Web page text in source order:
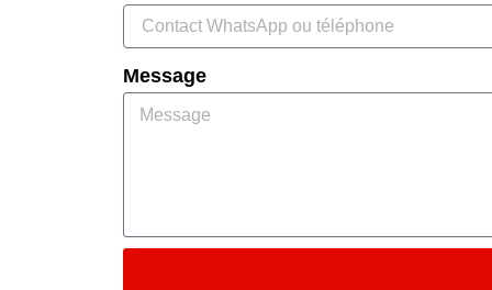
Message